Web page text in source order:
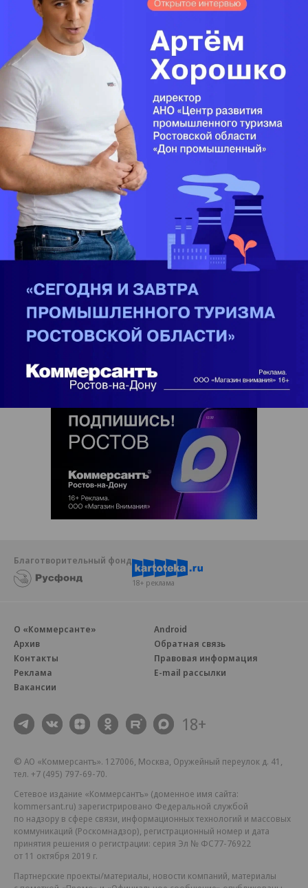
скончались.
Анна Перова, Краснодар
Благотворительный фонд
18+ реклама
О «Коммерсанте»
Архив
Контакты
Реклама
Вакансии
Android
Обратная связь
Правовая информация
E-mail рассылки
18+
© АО «Коммерсантъ». 127006, Москва, Оружейный переулок д. 41,
тел. +7 (495) 797-69-70.
Сетевое издание «Коммерсантъ» (доменное имя сайта:
kommersant.ru) зарегистрировано Федеральной службой
по надзору в сфере связи, информационных технологий и массовых
коммуникаций (Роскомнадзор), регистрационный номер и дата
принятия решения о регистрации: серия Эл № ФС77-76922
от 11 октября 2019 г.
Партнерские проекты/материалы, новости компаний, материалы